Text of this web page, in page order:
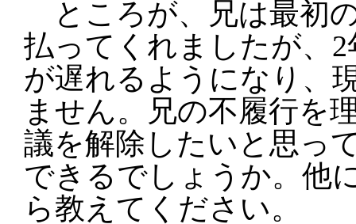
ところが、兄は最初
払ってくれましたが、
が遅れるようになり、
ません。兄の不履行を
議を解除したいと思っ
できるでしょうか。他
ら教えてください。